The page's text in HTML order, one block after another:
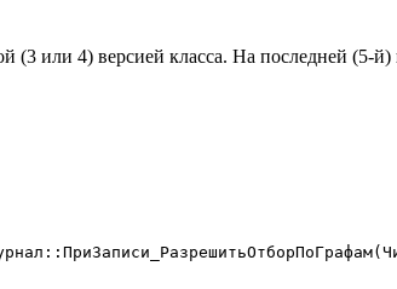
(3 или 4) версией класса. На последней (5-